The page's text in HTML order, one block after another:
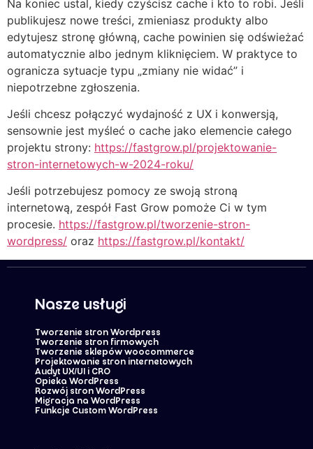
Na koniec ustal, kiedy czyścisz cache i kto to robi. Jeśli
publikujesz nowe treści, zmieniasz produkty albo
edytujesz stronę główną, cache powinien się odświeżać
automatycznie albo jednym kliknięciem. W praktyce to
ogranicza sytuacje typu „zmiany nie widać” i
niepotrzebne zgłoszenia.
Jeśli chcesz połączyć wydajność z UX i konwersją,
sensownie jest myśleć o cache jako elemencie całego
projektu strony: https://fastgrow.pl/projektowanie-
stron-internetowych-w-2024-roku/
Jeśli potrzebujesz pomocy ze swoją stroną
internetową, zespół Fast Grow pomoże Ci w tym
procesie. https://fastgrow.pl/tworzenie-stron-
wordpress/ oraz https://fastgrow.pl/kontakt/
Nasze usługi
Tworzenie stron Wordpress
Tworzenie stron firmowych
Tworzenie sklepów woocommerce
Projektowanie stron internetowych
Audyt UX/UI i CRO
Opieka WordPress
Rozwój stron WordPress
Migracja na WordPress
Funkcje Custom WordPress